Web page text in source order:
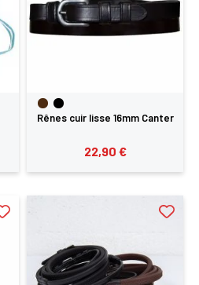
Rênes cuir lisse 16mm Canter
22,90 €